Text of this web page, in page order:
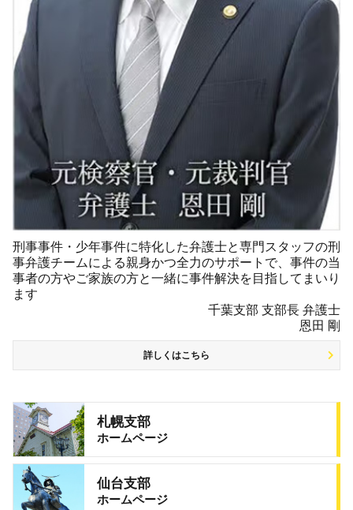
刑事事件・少年事件に特化した弁護士と専門スタッフの刑
事弁護チームによる親身かつ全力のサポートで、事件の当
事者の方やご家族の方と一緒に事件解決を目指してまいり
ます
千葉支部 支部長 弁護士
恩田 剛
詳しくはこちら
札幌支部
ホームページ
仙台支部
ホームページ